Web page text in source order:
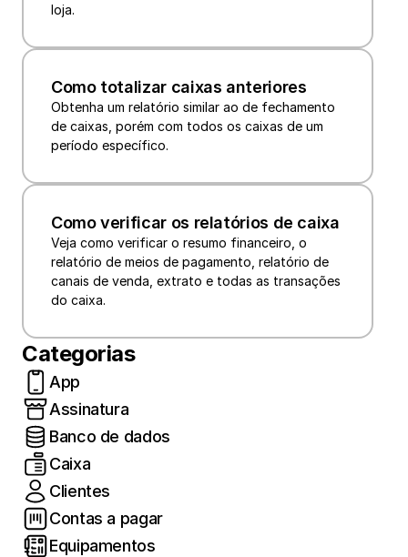
loja.
Como totalizar caixas anteriores
Obtenha um relatório similar ao de fechamento
de caixas, porém com todos os caixas de um
período específico.
Como verificar os relatórios de caixa
Veja como verificar o resumo financeiro, o
relatório de meios de pagamento, relatório de
canais de venda, extrato e todas as transações
do caixa.
Categorias
App
Assinatura
Banco de dados
Caixa
Clientes
Contas a pagar
Equipamentos